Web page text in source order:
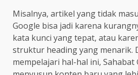
Misalnya, artikel yang tidak
Google bisa jadi karena
kata kunci yang tepat, atau
struktur heading yang menarik.
mempelajari hal-hal ini, Sahabat